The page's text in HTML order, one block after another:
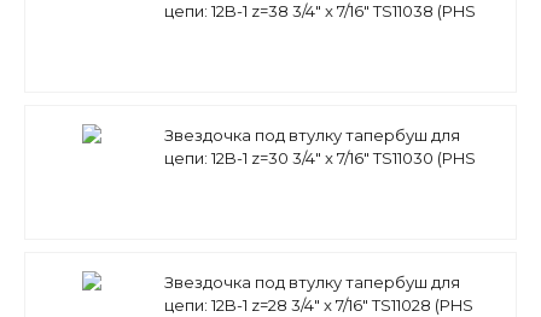
цепи: 12B-1 z=38 3/4" x 7/16" TS11038 (PHS
Звездочка под втулку тапербуш для
цепи: 12B-1 z=30 3/4" x 7/16" TS11030 (PHS
Звездочка под втулку тапербуш для
цепи: 12B-1 z=28 3/4" x 7/16" TS11028 (PHS